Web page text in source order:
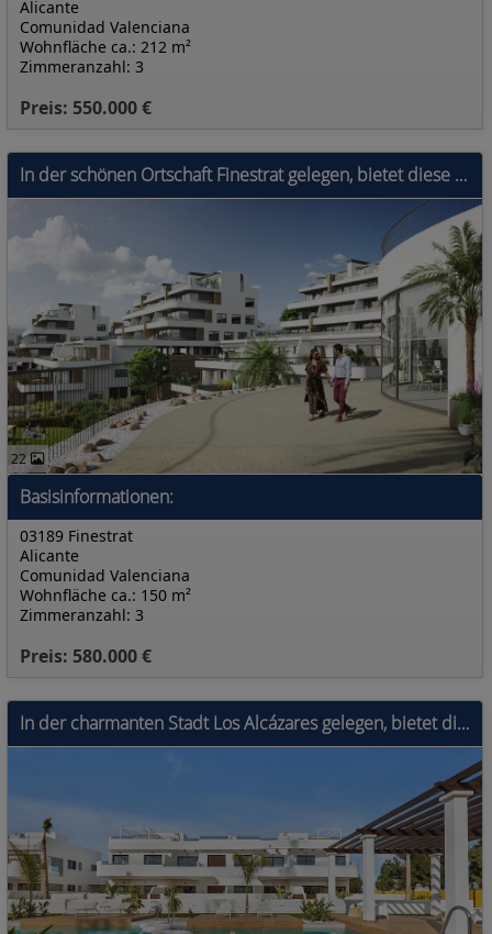
Alicante
Comunidad Valenciana
Preis: 550.000 €
Wohnfläche ca.: 212 m²
Zimmeranzahl: 3
In der schönen Ortschaft Finestrat gelegen, bietet diese Wohnanlage eine Vielzahl von Wohnmöglichkeiten, die unterschiedlichen Bedürfnissen und Vorli
22
Basisinformationen:
03189 Finestrat
Alicante
Comunidad Valenciana
Preis: 580.000 €
Wohnfläche ca.: 150 m²
Zimmeranzahl: 3
In der charmanten Stadt Los Alcázares gelegen, bietet diese Wohnanlage eine Auswahl von 22 Einheiten, darunter Wohnungen und Penthäuser. Für diejenig